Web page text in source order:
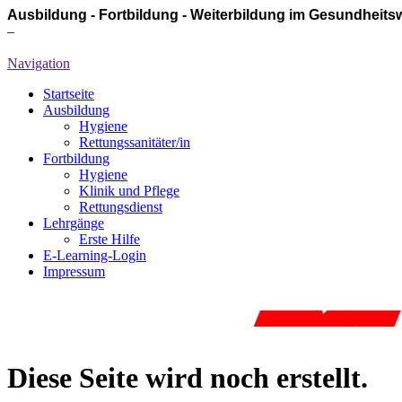
Ausbildung - Fortbildung - Weiterbildung im
–
Navigation
Startseite
Ausbildung
Hygiene
Rettungssanitäter/in
Fortbildung
Hygiene
Klinik und Pflege
Rettungsdienst
Lehrgänge
Erste Hilfe
E-Learning-Login
Impressum
Diese Seite wird noch erstellt.